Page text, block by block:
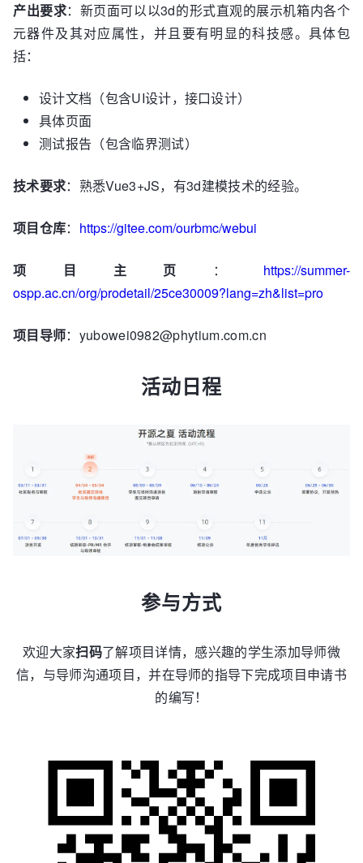
产出要求：新页面可以以3d的形式直观的展示机箱内各个
元器件及其对应属性，并且要有明显的科技感。具体包
括：
设计文档（包含UI设计，接口设计）
具体页面
测试报告（包含临界测试）
技术要求：熟悉Vue3+JS，有3d建模技术的经验。
项目仓库： https://gitee.com/ourbmc/webui
项目主页 ： https://summer-
ospp.ac.cn/org/prodetail/25ce30009?lang=zh&list=pro
项目导师：yubowei0982@phytium.com.cn
活动日程
参与方式
欢迎大家扫码了解项目详情，感兴趣的学生添加导师微
信，与导师沟通项目，并在导师的指导下完成项目申请书
的编写！